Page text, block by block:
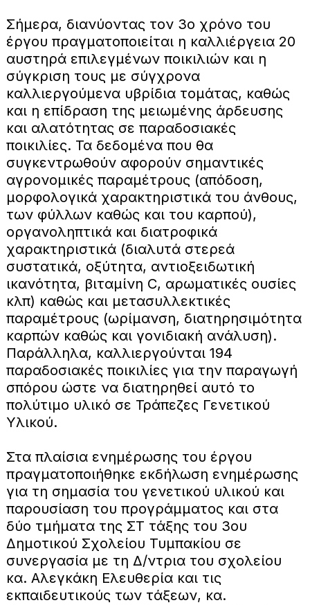
Σήμερα, διανύοντας τον 3ο χρόνο του
έργου πραγματοποιείται η καλλιέργεια 20
αυστηρά επιλεγμένων ποικιλιών και η
σύγκριση τους με σύγχρονα
καλλιεργούμενα υβρίδια τομάτας, καθώς
και η επίδραση της μειωμένης άρδευσης
και αλατότητας σε παραδοσιακές
ποικιλίες. Τα δεδομένα που θα
συγκεντρωθούν αφορούν σημαντικές
αγρονομικές παραμέτρους (απόδοση,
μορφολογικά χαρακτηριστικά του άνθους,
των φύλλων καθώς και του καρπού),
οργανοληπτικά και διατροφικά
χαρακτηριστικά (διαλυτά στερεά
συστατικά, οξύτητα, αντιοξειδωτική
ικανότητα, βιταμίνη C, αρωματικές ουσίες
κλπ) καθώς και μετασυλλεκτικές
παραμέτρους (ωρίμανση, διατηρησιμότητα
καρπών καθώς και γονιδιακή ανάλυση).
Παράλληλα, καλλιεργούνται 194
παραδοσιακές ποικιλίες για την παραγωγή
σπόρου ώστε να διατηρηθεί αυτό το
πολύτιμο υλικό σε Τράπεζες Γενετικού
Υλικού.
Στα πλαίσια ενημέρωσης του έργου
πραγματοποιήθηκε εκδήλωση ενημέρωσης
για τη σημασία του γενετικού υλικού και
παρουσίαση του προγράμματος και στα
δύο τμήματα της ΣΤ τάξης του 3ου
Δημοτικού Σχολείου Τυμπακίου σε
συνεργασία με τη Δ/ντρια του σχολείου
κα. Αλεγκάκη Ελευθερία και τις
εκπαιδευτικούς των τάξεων, κα.